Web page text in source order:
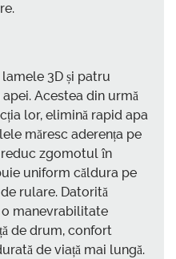
3D și patru
Acestea din urmă
lor, elimină rapid apa
măresc aderența pe
zgomotul în
uniform căldura pe
rulare. Datorită
manevrabilitate
de drum, confort
de viață mai lungă.